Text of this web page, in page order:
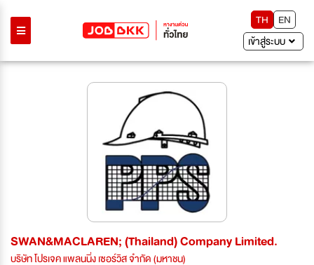
TH
EN
เข้าสู่ระบบ
SWAN&MACLAREN; (Thailand) Company Limited.
บริษัท โปรเจค แพลนนิ่ง เซอร์วิส จำกัด (มหาชน)